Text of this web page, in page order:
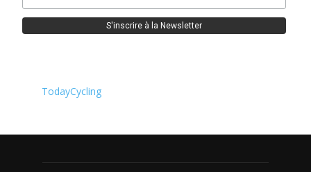
TodayCycling